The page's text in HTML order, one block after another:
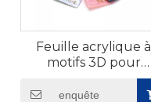
Feuille acrylique à
motifs 3D pour
enquête